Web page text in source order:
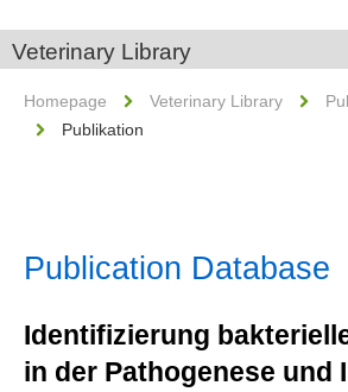
Veterinary Library
Homepage Veterinary Library
Publikation
Publication Database
Identifizierung
in der Pathogenese und